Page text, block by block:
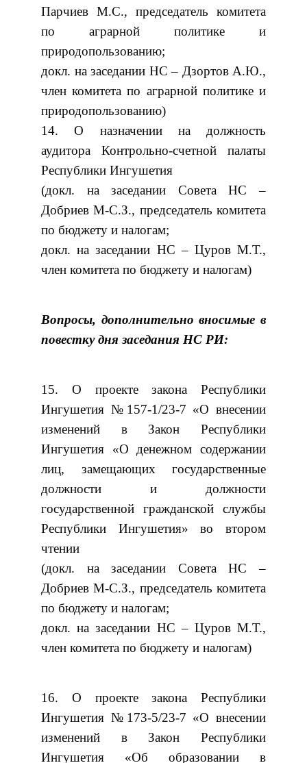
Парчиев М.С., председатель комитета
по аграрной политике и
природопользованию;
докл. на заседании НС – Дзортов А.Ю.,
член комитета по аграрной политике и
природопользованию)
14. О назначении на должность
аудитора Контрольно-счетной палаты
Республики Ингушетия
(докл. на заседании Совета НС –
Добриев М-С.З., председатель комитета
по бюджету и налогам;
докл. на заседании НС – Цуров М.Т.,
член комитета по бюджету и налогам)
Вопросы, дополнительно вносимые в
повестку днязаседания НС РИ:
15. О проекте закона Республики
Ингушетия №157-1/23-7 «О внесении
изменений в Закон Республики
Ингушетия «О денежном содержании
лиц, замещающих государственные
должности и должности
государственной гражданской службы
Республики Ингушетия» во втором
чтении
(докл. на заседании Совета НС –
Добриев М-С.З., председатель комитета
по бюджету и налогам;
докл. на заседании НС – Цуров М.Т.,
член комитета по бюджету и налогам)
16. О проекте закона Республики
Ингушетия №173-5/23-7 «О внесении
изменений в Закон Республики
Ингушетия «Об образовании в